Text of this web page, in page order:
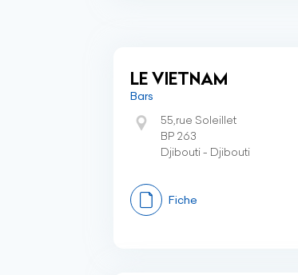
LE VIETNAM
Bars
55,rue Soleillet
BP 263
Djibouti - Djibouti
Fiche